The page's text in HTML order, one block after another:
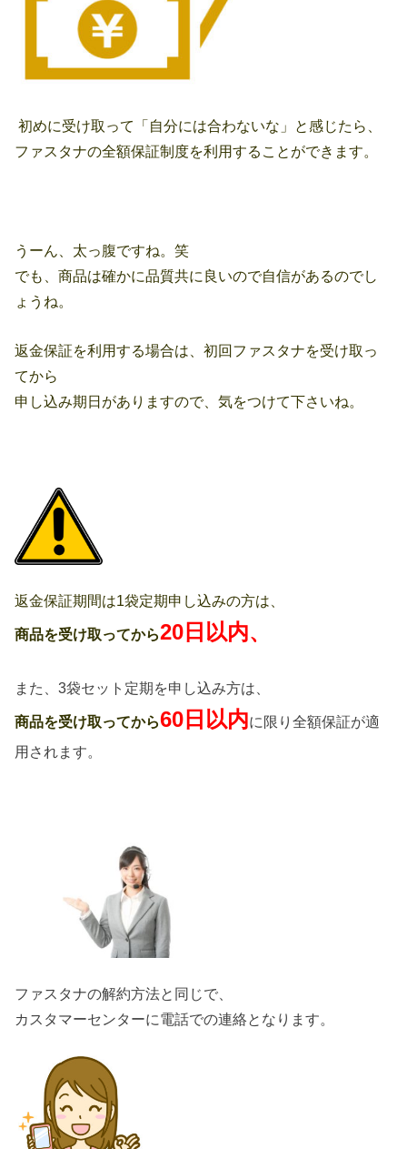
初めに受け取って「自分には合わないな」と感じたら、
ファスタナの全額保証制度を利用することができます。
うーん、太っ腹ですね。笑
でも、商品は確かに品質共に良いので自信があるのでし
ょうね。
返金保証を利用する場合は、初回ファスタナを受け取っ
てから
申し込み期日がありますので、気をつけて下さいね。
返金保証期間は1袋定期申し込みの方は、
商品を受け取ってから20日以内、
また、3袋セット定期を申し込み方は、
商品を受け取ってから60日以内に限り全額保証が適
用されます。
ファスタナの解約方法と同じで、
カスタマーセンターに電話での連絡となります。